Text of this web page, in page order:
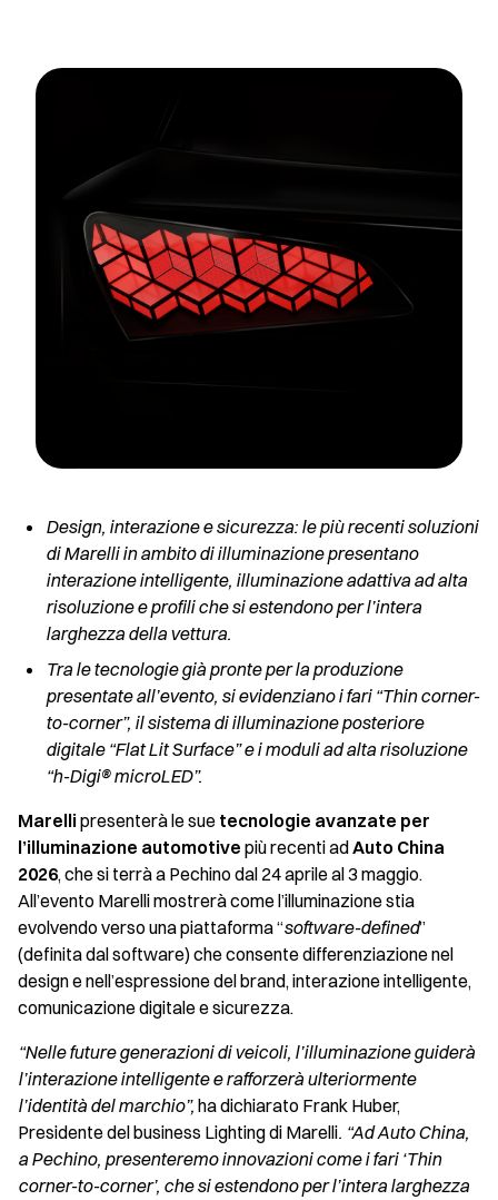
Design, interazione e sicurezza: le più recenti soluzioni
di Marelli in ambito di illuminazione presentano
interazione intelligente, illuminazione adattiva ad alta
risoluzione e profili che si estendono per l’intera
larghezza della vettura.
Tra le tecnologie già pronte per la produzione
presentate all’evento, si evidenziano i fari “Thin corner-
to-corner”, il sistema di illuminazione posteriore
digitale “Flat Lit Surface” e i moduli ad alta risoluzione
“h-Digi® microLED”.
Marellipresenterà le sue tecnologie avanzate per
l’illuminazione automotive più recenti adAuto China
2026, che si terrà a Pechino dal 24 aprile al 3 maggio.
All’evento Marelli mostrerà come l’illuminazione stia
evolvendo verso una piattaforma “software-defined”
(definita dal software) che consente differenziazione nel
design e nell’espressione del brand, interazione intelligente,
comunicazione digitale e sicurezza.
“Nelle future generazioni di veicoli, l’illuminazione guiderà
l’interazione intelligente e rafforzerà ulteriormente
l’identità del marchio”, ha dichiarato Frank Huber,
Presidente del business Lighting di Marelli. “Ad Auto China,
a Pechino, presenteremo innovazioni come i fari ‘Thin
corner-to-corner’, che si estendono per l’intera larghezza